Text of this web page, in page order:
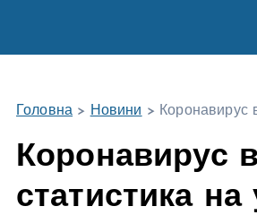
Головна > Новини > Коронавирус
Коронавирус
статистика